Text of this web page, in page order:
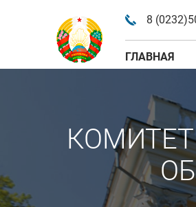
8
ГЛАВНАЯ